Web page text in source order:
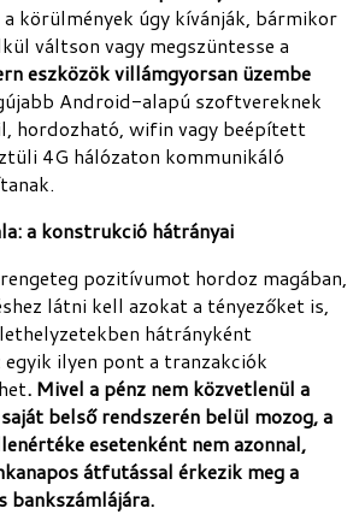
a körülmények úgy kívánják, bármikor
váltson vagy megszüntesse a
eszközök villámgyorsan üzembe
Android-alapú szoftvereknek
hordozható, wifin vagy beépített
4G hálózaton kommunikáló
a konstrukció hátrányai
pozitívumot hordoz magában,
látni kell azokat a tényezőket is,
hátrányként
ilyen pont a tranzakciók
. Mivel a pénz nem közvetlenül a
belső rendszerén belül mozog, a
esetenként nem azonnal,
átfutással érkezik meg a
bankszámlájára.